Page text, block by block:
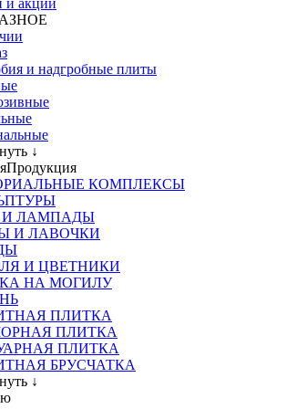
и акции
и надгробные плиты
↓
Продукция
КОМПЛЕКСЫ
И ЛАМПАДЫ
И ЛАВОЧКИ
И ЦВЕТНИКИ
НА МОГИЛУ
ПЛИТКА
ПЛИТКА
ПЛИТКА
БРУСЧАТКА
↓